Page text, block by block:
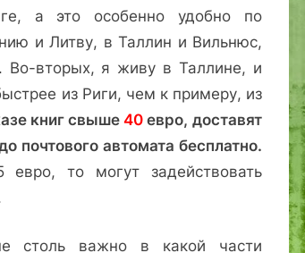
а это особенно удобно по
и Литву, в Таллин и Вильнюс,
Во-вторых, я живу в Таллине, и
из Риги, чем к примеру, из
книг свыше40 евро, доставят
почтового автомата бесплатно.
то могут задействовать
столь важно в какой части